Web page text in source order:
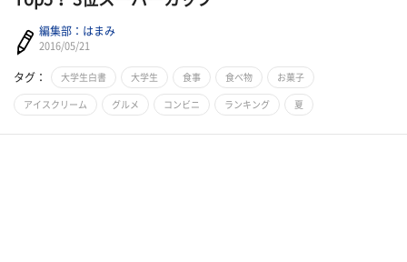
編集部：はまみ
2016/05/21
タグ： 大学生白書 大学生 食事 食べ物 お菓子
アイスクリーム グルメ コンビニ ランキング 夏